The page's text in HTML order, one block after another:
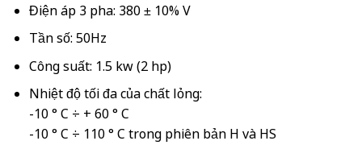
Điện áp 3 pha: 380 ± 10% V
Tần số: 50Hz
Công suất: 1.5 kw (2 hp)
Nhiệt độ tối đa của chất lỏng:
-10 ° C ÷ + 60 ° C
-10 ° C ÷ 110 ° C trong phiên bản H và HS